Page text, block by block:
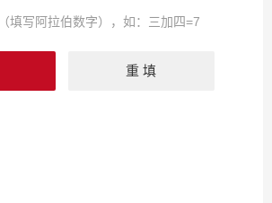
填写阿拉伯数字），如：三加四=7